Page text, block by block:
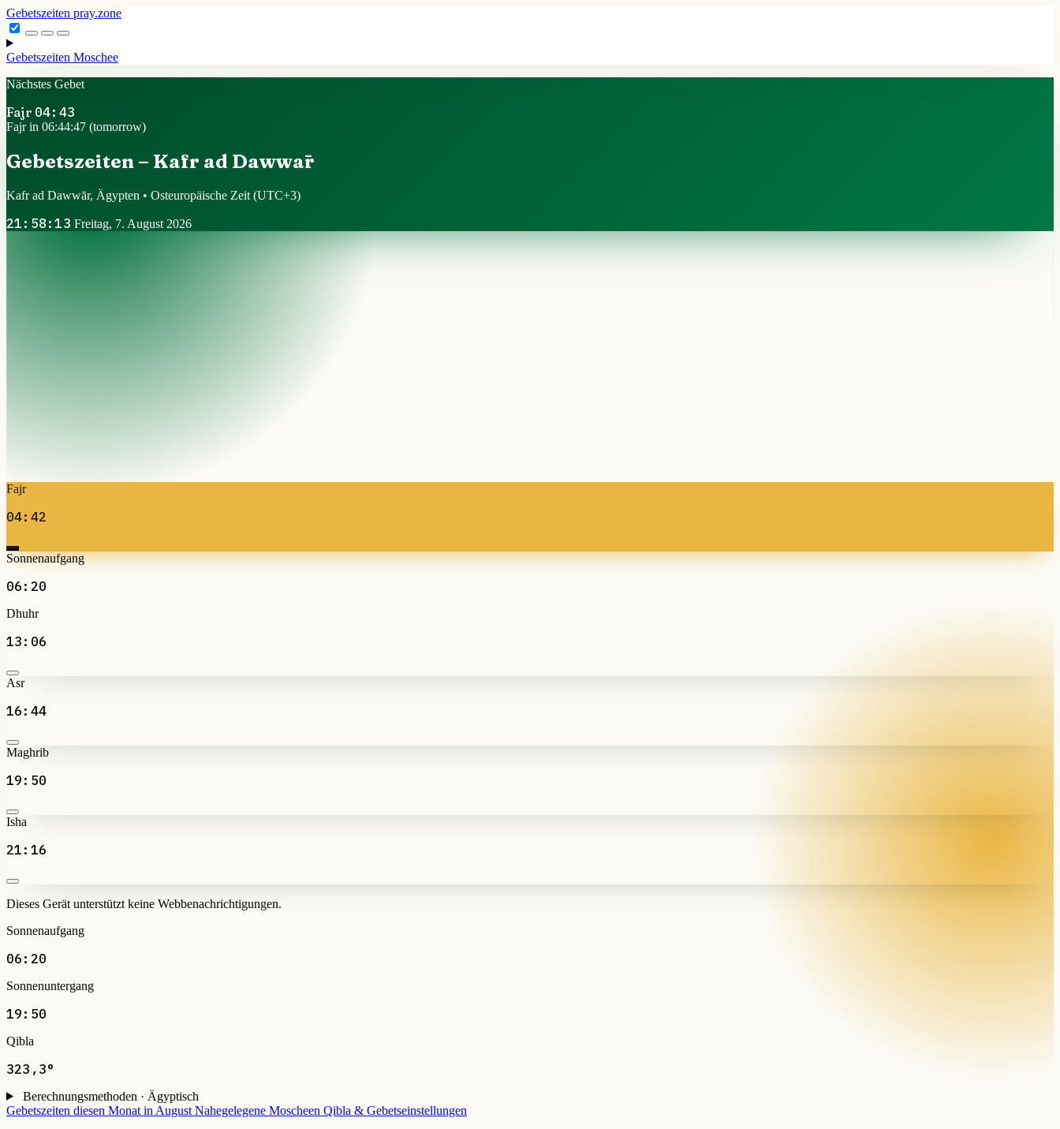
Gebetszeiten pray.zone
Gebetszeiten Moschee
Nächstes Gebet
Fajr 04:43
Fajr in 06:44:46 (tomorrow)
Gebetszeiten – Kafr ad Dawwār
Kafr ad Dawwār, Ägypten • Osteuropäische Zeit (UTC+3)
21:58:14 Freitag, 7. August 2026
Fajr
04:42
Sonnenaufgang
06:20
Dhuhr
13:06
Asr
16:44
Maghrib
19:50
Isha
21:16
Dieses Gerät unterstützt keine Webbenachrichtigungen.
Sonnenaufgang
06:20
Sonnenuntergang
19:50
Qibla
323,3°
Berechnungsmethoden · Ägyptisch
Gebetszeiten diesen Monat in August Nahegelegene Moscheen Qibla & Gebetseinstellungen